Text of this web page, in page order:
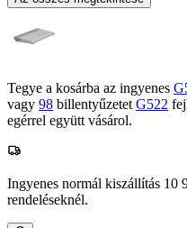
Tegye a kosárba az ingyenes
vagy 98 billentyűzetet G522
egérrel együtt vásárol.
Ingyenes normál kiszállítás 10
rendeléseknél.